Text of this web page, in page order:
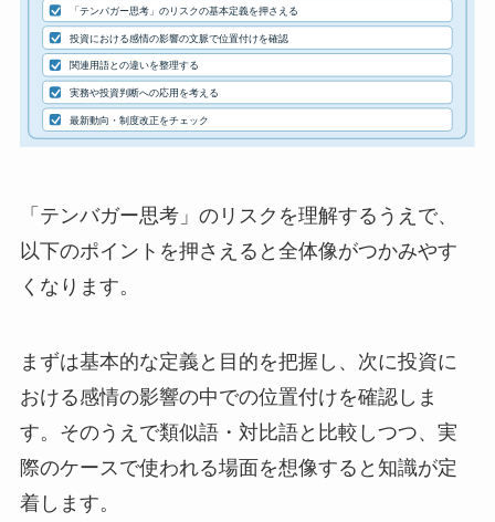
「テンバガー思考」のリスクを理解するうえで、
以下のポイントを押さえると全体像がつかみやす
くなります。
まずは基本的な定義と目的を把握し、次に投資に
おける感情の影響の中での位置付けを確認しま
す。そのうえで類似語・対比語と比較しつつ、実
際のケースで使われる場面を想像すると知識が定
着します。